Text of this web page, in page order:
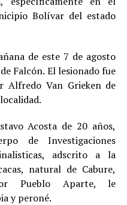
Bolívar del estado
de este 7 de agosto
Falcón. El lesionado fue
Alfredo Van Grieken de
Acosta de 20 años,
de Investigaciones
adscrito a la
natural de Cabure,
Pueblo Aparte, le
y peroné.